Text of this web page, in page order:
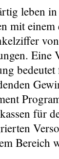
leben
mit
Eine
für
Bereich